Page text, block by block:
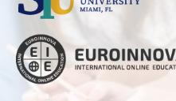
ARTÍCULOS
ORIENTACIÓN LABORAL